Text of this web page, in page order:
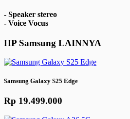
- Speaker stereo
- Voice Vocus
HP Samsung LAINNYA
Samsung Galaxy S25 Edge
Rp 19.499.000